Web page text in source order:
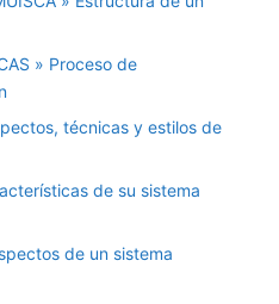
» Proceso de
técnicas y estilos de
de su sistema
de un sistema